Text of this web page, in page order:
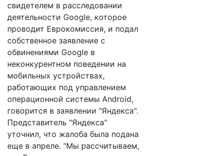
свидетелем в расследовании
деятельности Google, которое
проводит Еврокомиссия, и подал
собственное заявление с
обвинениями Google в
неконкурентном поведении на
мобильных устройствах,
работающих под управлением
операционной системы Android,
говорится в заявлении "Яндекса".
Представитель "Яндекса"
уточнил, что жалоба была подана
еще в апреле. "Мы рассчитываем,